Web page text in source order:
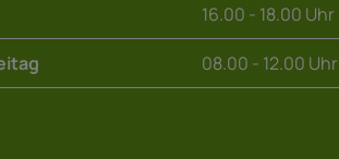
16.00 - 18.00 Uhr
08.00 - 12.00 Uhr